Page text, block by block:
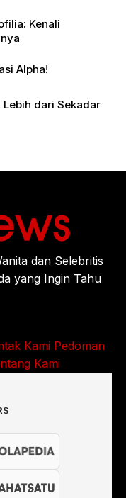
Kenali
Alpha!
Lebih dari Sekadar
dan Selebritis
yang Ingin Tahu
Kami Pedoman
Kami